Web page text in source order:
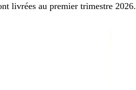
livrées au premier trimestre 2026.